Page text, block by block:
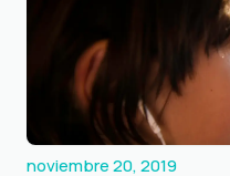
noviembre 20, 2019